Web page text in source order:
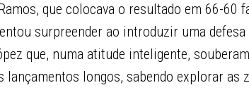
que colocava o resultado em 66-60
surpreender ao introduzir uma defesa
que, numa atitude inteligente,
lançamentos longos, sabendo explorar as